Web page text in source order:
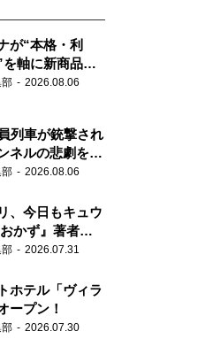
が“本格・利
軸に新商品を
「青の洞窟」
部 2026.08.06
列車が銃撃され
ルの悲劇を語
部 2026.08.06
、今日もキュウ
かず』著者が
の知恵
部 2026.07.31
ホテル「ヴィラ
ープン！
部 2026.07.30